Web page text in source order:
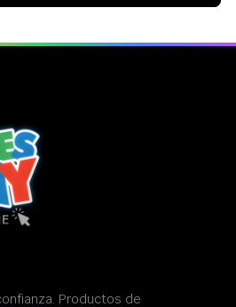
Productos de